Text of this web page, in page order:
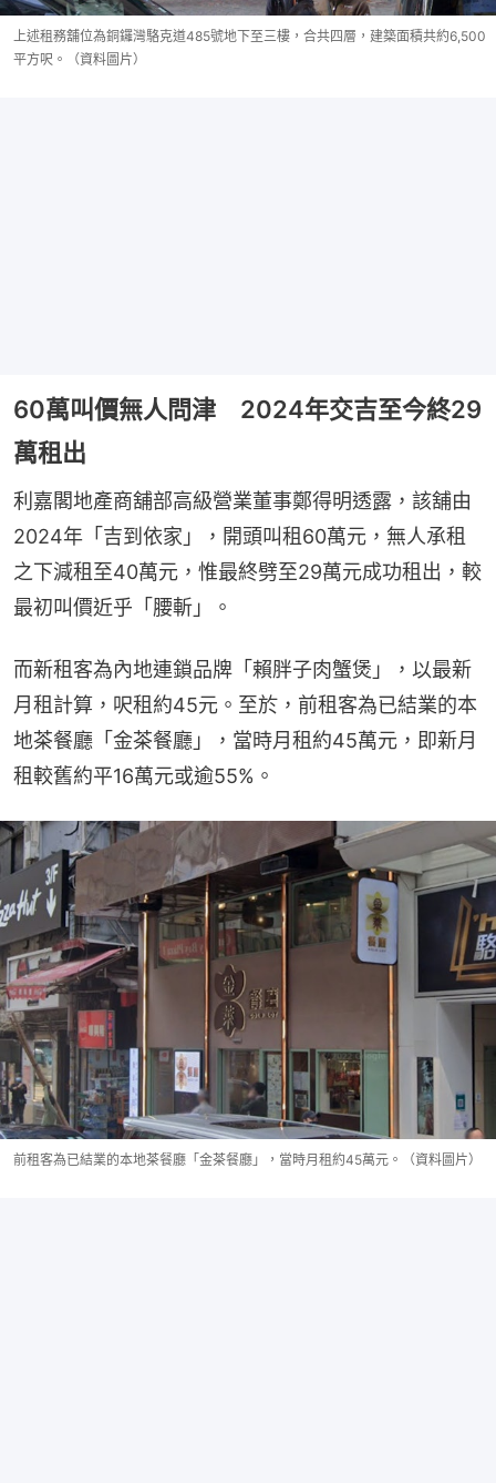
上述租務舖位為銅鑼灣駱克道485號地下至三樓，合共四層，建築面積共約6,500
平方呎。（資料圖片）
60萬叫價無人問津 2024年交吉至今終29
萬租出
利嘉閣地產商舖部高級營業董事鄭得明透露，該舖由
2024年「吉到依家」，開頭叫租60萬元，無人承租
之下減租至40萬元，惟最終劈至29萬元成功租出，較
最初叫價近乎「腰斬」。
而新租客為內地連鎖品牌「賴胖子肉蟹煲」，以最新
月租計算，呎租約45元。至於，前租客為已結業的本
地茶餐廳「金茶餐廳」，當時月租約45萬元，即新月
租較舊約平16萬元或逾55%。
前租客為已結業的本地茶餐廳「金茶餐廳」，當時月租約45萬元。（資料圖片）